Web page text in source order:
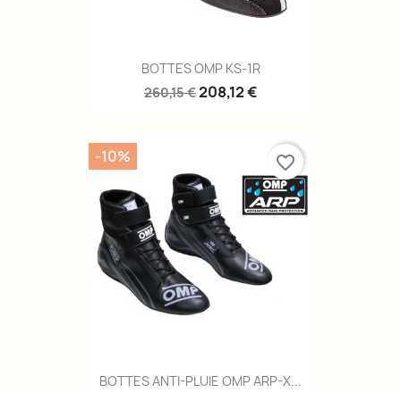
BOTTES OMP KS-1R
260,15 €208,12 €
BOTTES ANTI-PLUIE OMP ARP-X...
-10% favorite_border